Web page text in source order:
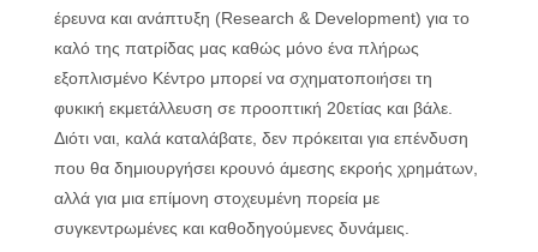
έρευνα και ανάπτυξη (Research & Development) για το
καλό της πατρίδας μας καθώς μόνο ένα πλήρως
εξοπλισμένο Κέντρο μπορεί να σχηματοποιήσει τη
φυκική εκμετάλλευση σε προοπτική 20ετίας και βάλε.
Διότι ναι, καλά καταλάβατε, δεν πρόκειται για επένδυση
που θα δημιουργήσει κρουνό άμεσης εκροής χρημάτων,
αλλά για μια επίμονη στοχευμένη πορεία με
συγκεντρωμένες και καθοδηγούμενες δυνάμεις.